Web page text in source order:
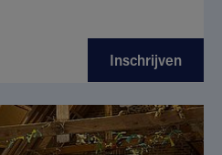
Inschrijven